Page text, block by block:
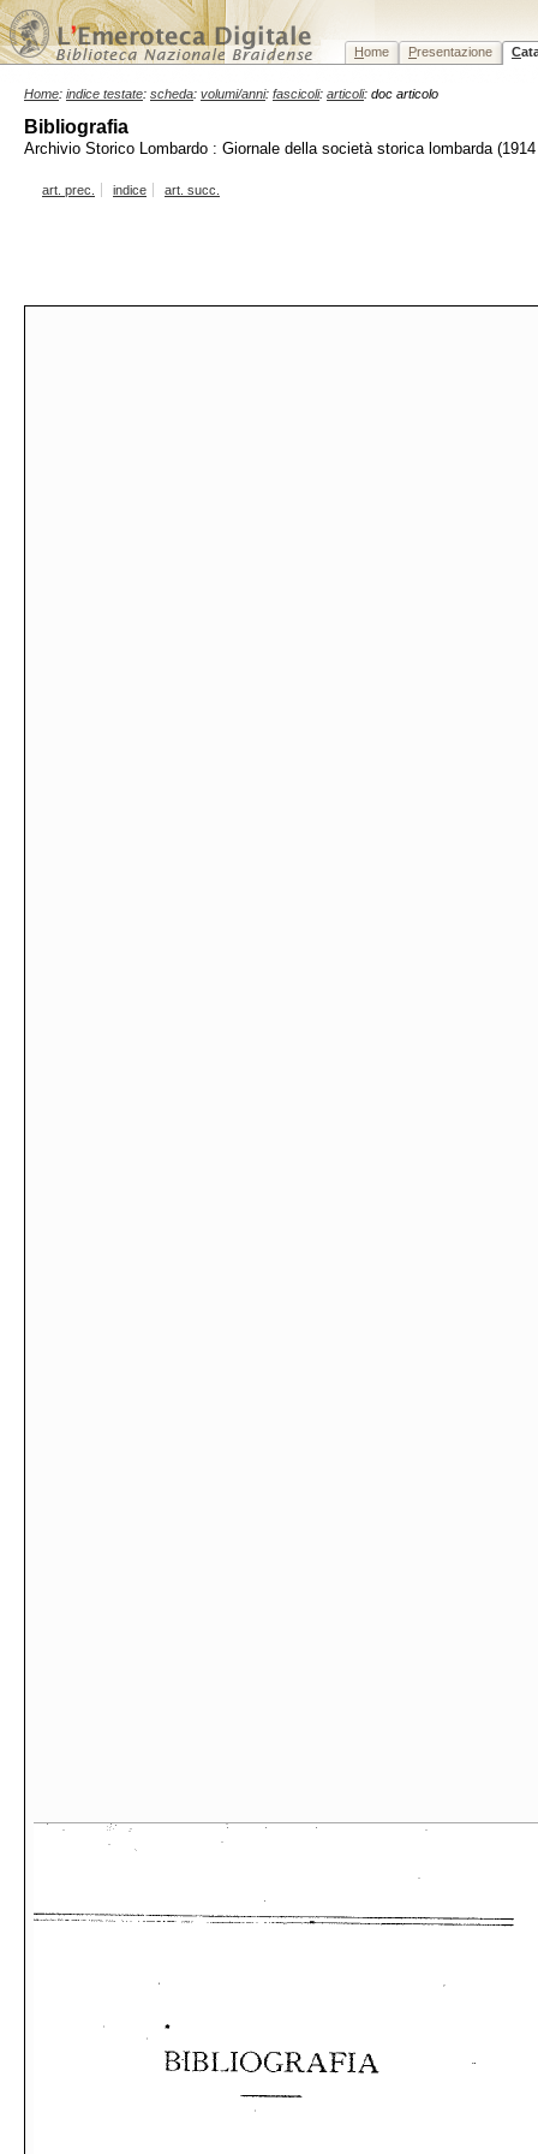
Home Presentazione C
Home: indice testate: scheda: volumi/anni: fascicoli: articoli: doc articolo
Bibliografia
Archivio Storico Lombardo : Giornale della società storica lombarda
art. prec. indice art. succ.